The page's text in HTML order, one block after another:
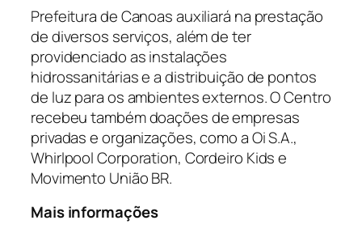
Prefeitura de Canoas auxiliará na prestação
de diversos serviços, além de ter
providenciado as instalações
hidrossanitárias e a distribuição de pontos
de luz para os ambientes externos. O Centro
recebeu também doações de empresas
privadas e organizações, como a Oi S.A.,
Whirlpool Corporation, Cordeiro Kids e
Movimento União BR.
Mais informações